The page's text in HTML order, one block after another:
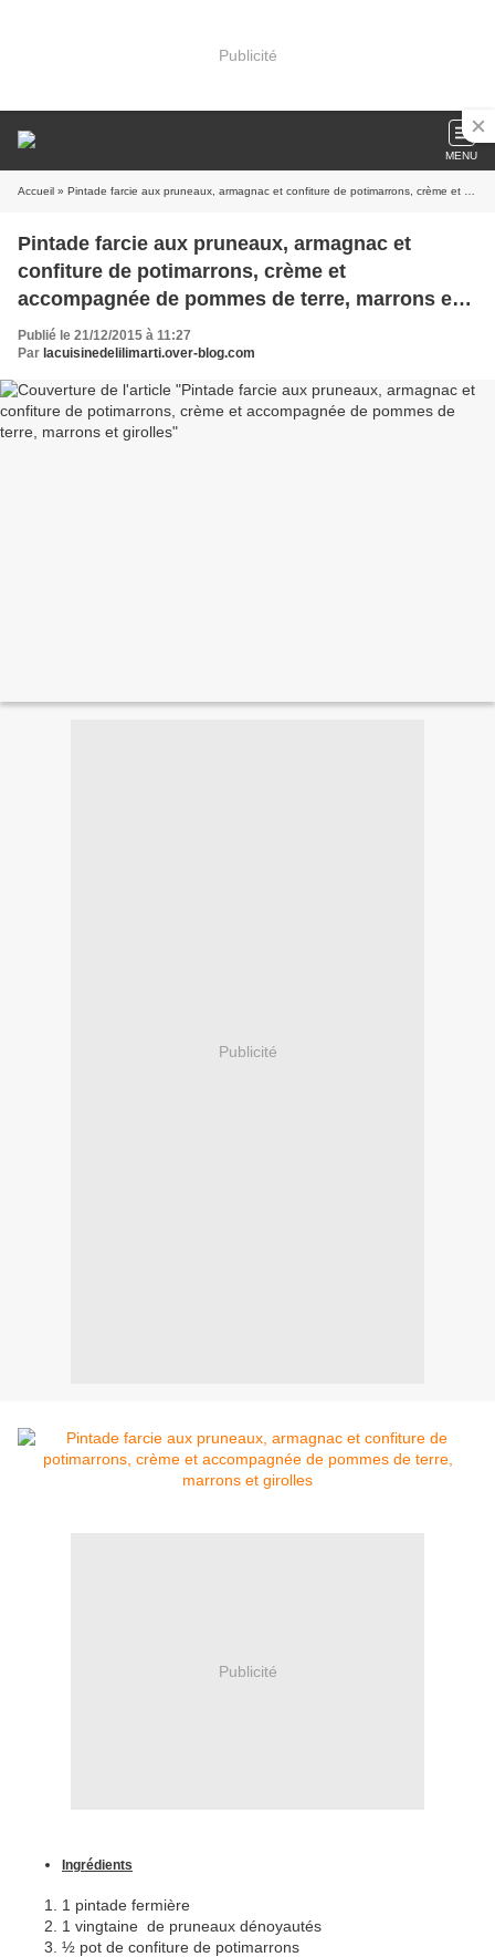
Publicité
MENU
Accueil » Pintade farcie aux pruneaux, armagnac et confiture de potimarrons, crème et accompagnée de pommes de terre, marrons et girolles
Pintade farcie aux pruneaux, armagnac et
confiture de potimarrons, crème et
accompagnée de pommes de terre, marrons et
girolles
Publié le 21/12/2015 à 11:27
Par lacuisinedelilimarti.over-blog.com
Publicité
Publicité
Ingrédients
1 pintade fermière
1 vingtaine de pruneaux dénoyautés
½ pot de confiture de potimarrons